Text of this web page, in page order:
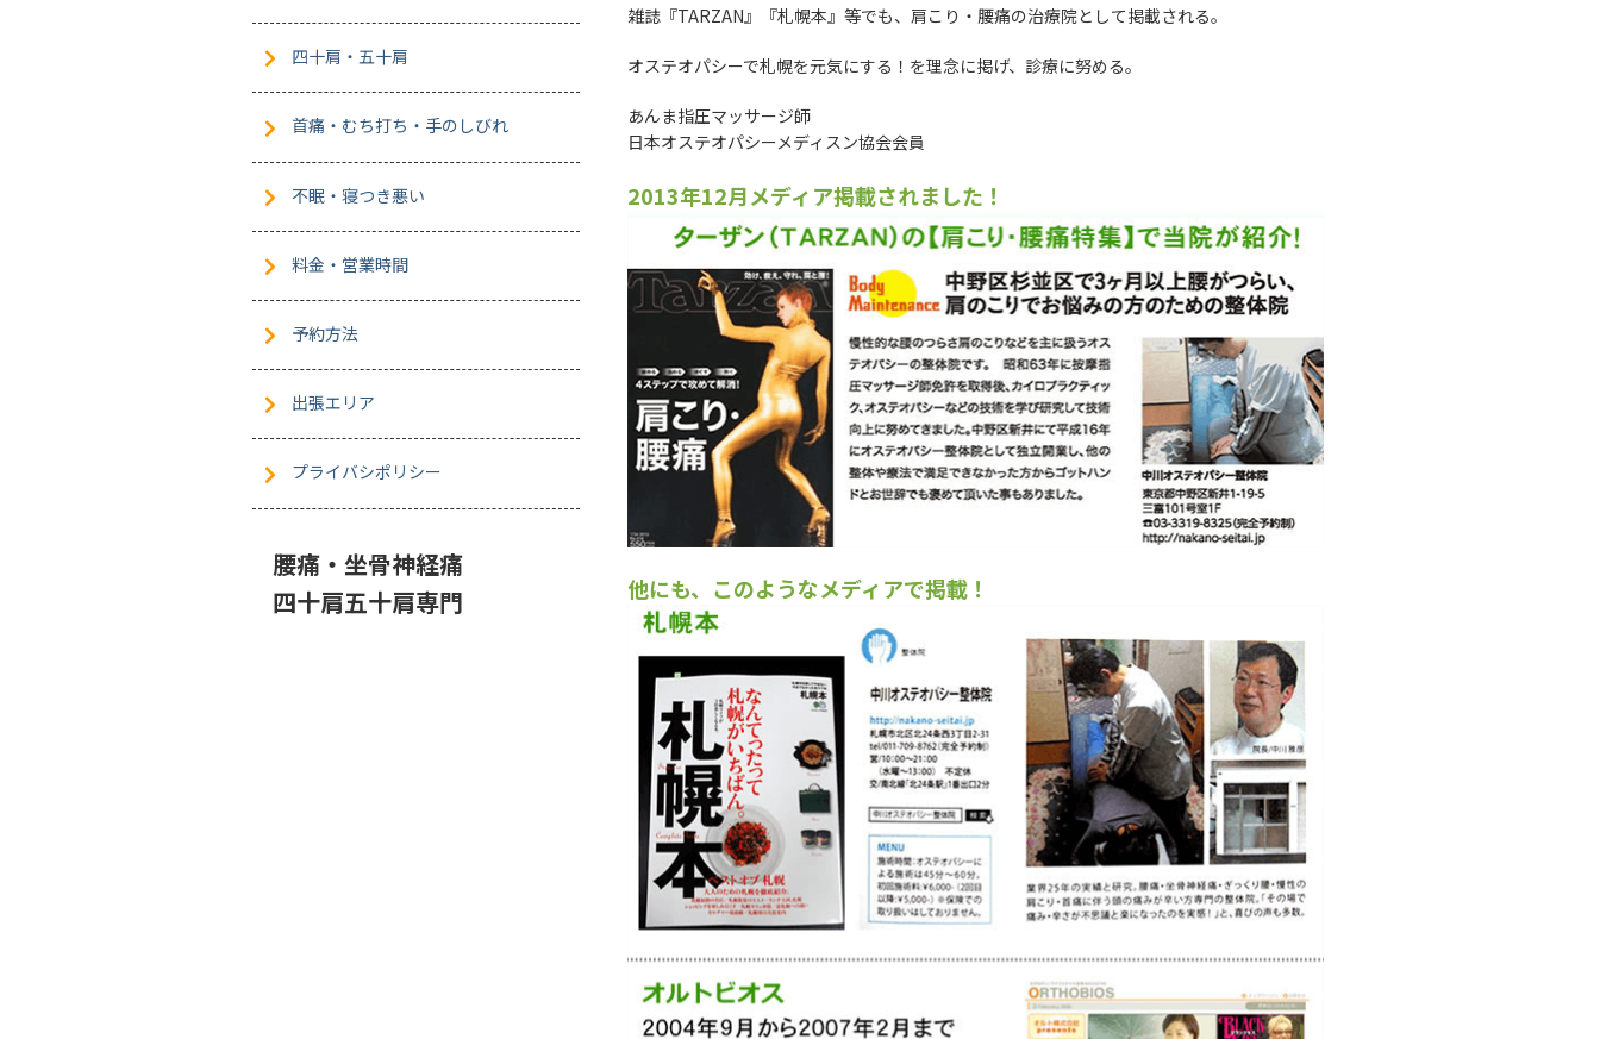
四十肩・五十肩
首痛・むち打ち・手のしびれ
不眠・寝つき悪い
料金・営業時間
予約方法
出張エリア
プライバシポリシー
腰痛・坐骨神経痛
四十肩五十肩専門
雑誌『TARZAN』『札幌本』等でも、肩こり・腰痛の治療院として掲載される。
オステオパシーで札幌を元気にする！を理念に掲げ、診療に努める。
あんま指圧マッサージ師
日本オステオパシーメディスン協会会員
2013年12月メディア掲載されました！
他にも、このようなメディアで掲載！